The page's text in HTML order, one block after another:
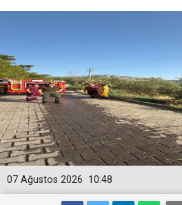
10:48
07 Ağustos 2026